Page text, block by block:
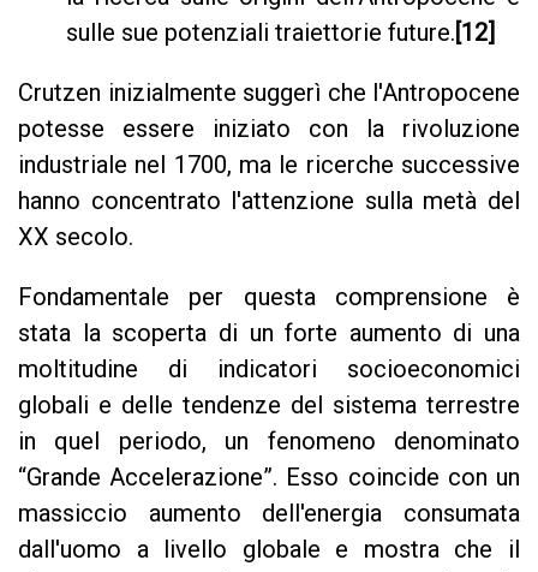
sulle sue potenziali traiettorie future.[12]
Crutzen inizialmente suggerì che l'Antropocene
potesse essere iniziato con la rivoluzione
industriale nel 1700, ma le ricerche successive
hanno concentrato l'attenzione sulla metà del
XX secolo.
Fondamentale per questa comprensione è
stata la scoperta di un forte aumento di una
moltitudine di indicatori socioeconomici
globali e delle tendenze del sistema terrestre
in quel periodo, un fenomeno denominato
“Grande Accelerazione”. Esso coincide con un
massiccio aumento dell'energia consumata
dall'uomo a livello globale e mostra che il